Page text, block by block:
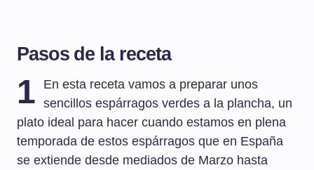
Pasos de la receta
1
En esta receta vamos a preparar unos
sencillos espárragos verdes a la plancha, un
plato ideal para hacer cuando estamos en plena
temporada de estos espárragos que en España
se extiende desde mediados de Marzo hasta